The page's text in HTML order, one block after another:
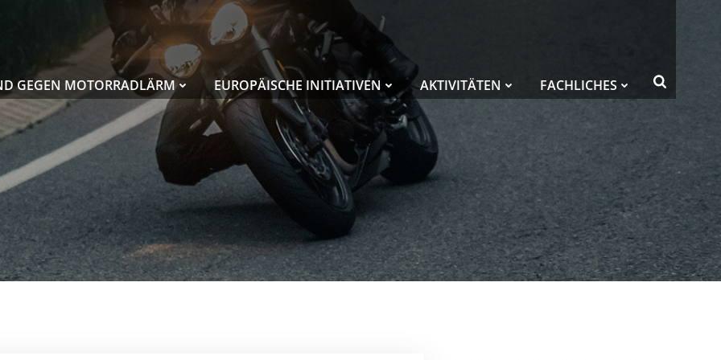
GEGEN MOTORRADLÄRM EUROPÄISCHE INITIATIVEN AKTIVITÄTEN FACHLICHES